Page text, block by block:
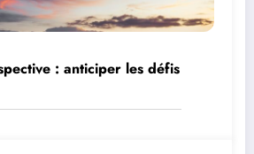
: anticiper les défis